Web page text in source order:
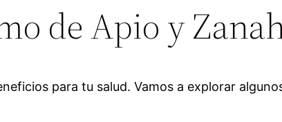
de Apio y
para tu salud. Vamos a explorar